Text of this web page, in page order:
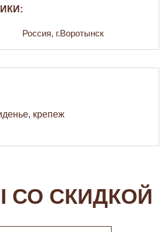
Россия, г.Воротынск
крепеж
СО СКИДКОЙ